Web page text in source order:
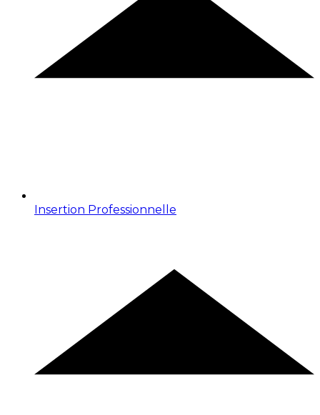
Insertion Professionnelle